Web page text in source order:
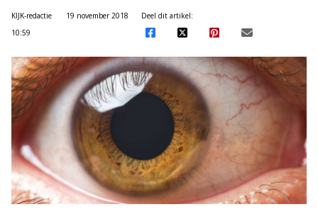
KIJK-redactie
19 november 2018
10:59
Deel dit artikel: